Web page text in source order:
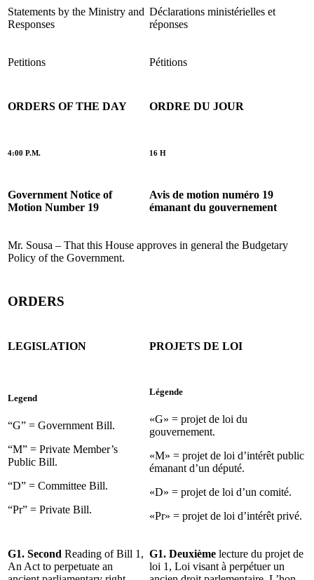
Statements by the Ministry and
Responses
Déclarations ministérielles et
réponses
Petitions Pétitions
ORDERS OF THE DAY ORDRE DU JOUR
4:00 P.M. 16 H
Government Notice of
Motion Number 19
Avis de motion numéro 19
émanant du gouvernement
Mr. Sousa – That this House approves in general the Budgetary
Policy of the Government.
ORDERS
LEGISLATION PROJETS DE LOI
Legend
“G” = Government Bill.
“M” = Private Member’s
Public Bill.
“D” = Committee Bill.
“Pr” = Private Bill.
Légende
«G» = projet de loi du
gouvernement.
«M» = projet de loi d’intérêt public
émanant d’un député.
«D» = projet de loi d’un comité.
«Pr» = projet de loi d’intérêt privé.
G1. Second Reading of Bill 1,
An Act to perpetuate an
G1. Deuxième lecture du projet de
loi 1, Loi visant à perpétuer un